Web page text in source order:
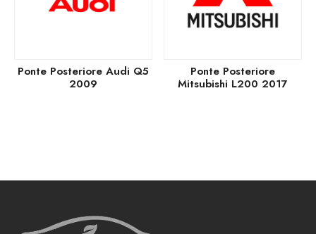
Ponte Posteriore Audi Q5
2009
Ponte Posteriore
Mitsubishi L200 2017